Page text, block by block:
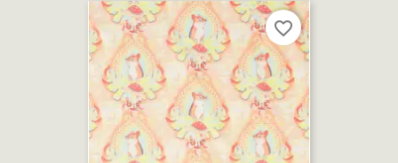
favorite_border